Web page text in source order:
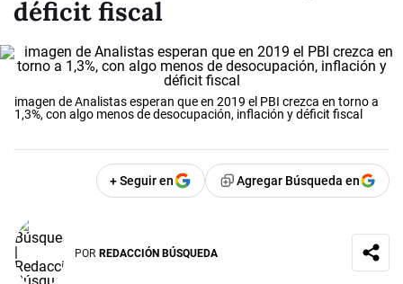
déficit fiscal
imagen de Analistas esperan que en 2019 el PBI crezca en torno a
1,3%, con algo menos de desocupación, inflación y déficit fiscal
+ Seguir en Agregar Búsqueda en
POR REDACCIÓN BÚSQUEDA